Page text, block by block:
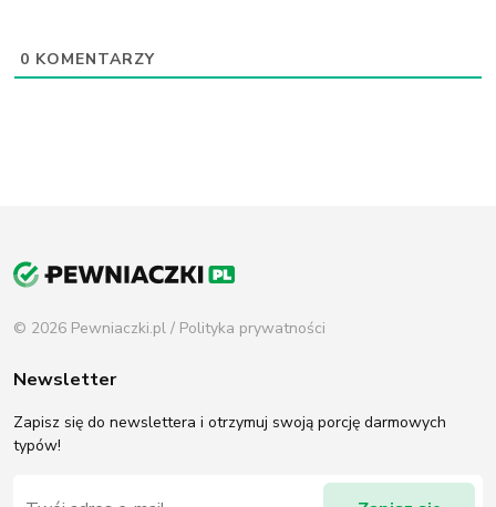
0 KOMENTARZY
© 2026 Pewniaczki.pl / Polityka prywatności
Newsletter
Zapisz się do newslettera i otrzymuj swoją porcję darmowych
typów!